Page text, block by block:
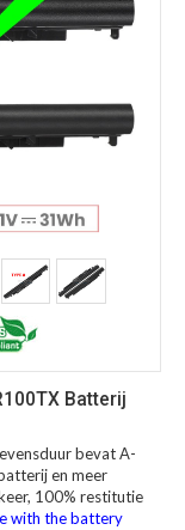
Batterij
bevat A-
en meer
100% restitutie
with the battery